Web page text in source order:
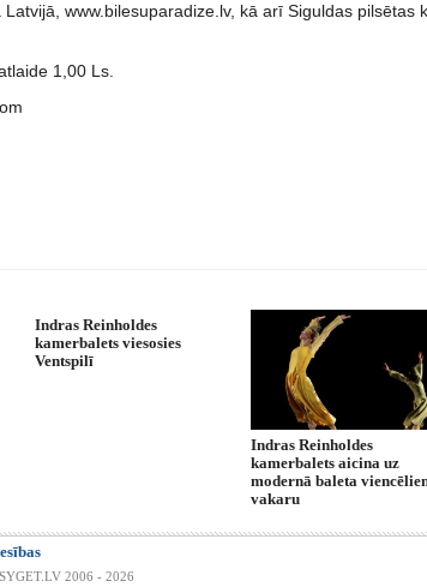
www.bilesuparadize.lv, kā arī Siguldas pilsētas
1,00 Ls.
Indras Reinholdes
kamerbalets viesosies
Ventspilī
Indras Reinholdes
kamerbalets aicina uz
modernā baleta
vakaru
2006 - 2026